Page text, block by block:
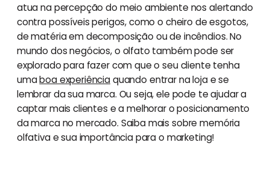
atua na percepção do meio ambiente nos alertando
contra possíveis perigos, como o cheiro de esgotos,
de matéria em decomposição ou de incêndios. No
mundo dos negócios, o olfato também pode ser
explorado para fazer com que o seu cliente tenha
umaboa experiênciaquando entrar na loja e se
lembrar da sua marca. Ou seja, ele pode te ajudar a
captar mais clientes e a melhorar o posicionamento
da marca no mercado. Saiba mais sobre memória
olfativa e sua importância para o marketing!